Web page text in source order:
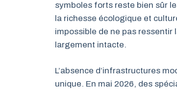
symboles forts reste bien sûr
la richesse écologique et
impossible de ne pas ressentir
largement intacte.
L’absence d’infrastructures
unique. En mai 2026, des